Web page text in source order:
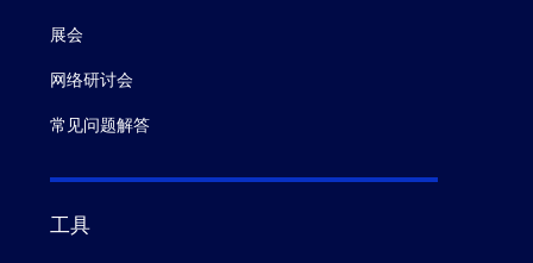
展会
网络研讨会
常见问题解答
工具